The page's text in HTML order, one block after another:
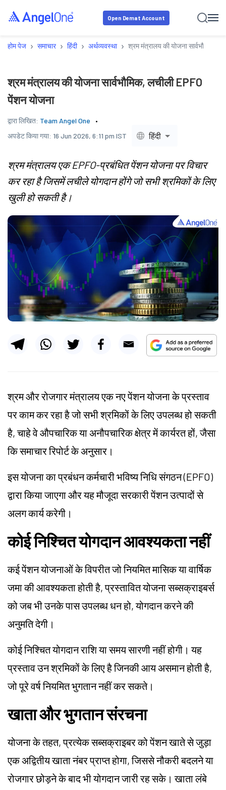
Open Demat Account
होम पेज › समाचार › हिंदी › अर्थव्यवस्था › श्रम मंत्रालय की योजना सार्वभौमिक,
श्रम मंत्रालय की योजना सार्वभौमिक, लचीली EPFO
पेंशन योजना
द्वारा लिखित: Team Angel One
अपडेट किया गया: 16 Jun 2026, 6:11 pm IST हिंदी
श्रम मंत्रालय एक EPFO-प्रबंधित पेंशन योजना पर विचार
कर रहा है जिसमें लचीले योगदान होंगे जो सभी श्रमिकों के लिए
खुली हो सकती है।
श्रम और रोजगार मंत्रालय एक नए पेंशन योजना के प्रस्ताव
पर काम कर रहा है जो सभी श्रमिकों के लिए उपलब्ध हो सकती
है, चाहे वे औपचारिक या अनौपचारिक क्षेत्र में कार्यरत हों, जैसा
कि समाचार रिपोर्ट के अनुसार।
इस योजना का प्रबंधन कर्मचारी भविष्य निधि संगठन (EPFO)
द्वारा किया जाएगा और यह मौजूदा सरकारी पेंशन उत्पादों से
अलग कार्य करेगी।
कोई निश्चित योगदान आवश्यकता नहीं
कई पेंशन योजनाओं के विपरीत जो नियमित मासिक या वार्षिक
जमा की आवश्यकता होती है, प्रस्तावित योजना सब्सक्राइबर्स
को जब भी उनके पास उपलब्ध धन हो, योगदान करने की
अनुमति देगी।
कोई निश्चित योगदान राशि या समय सारणी नहीं होगी। यह
प्रस्ताव उन श्रमिकों के लिए है जिनकी आय असमान होती है,
जो पूरे वर्ष नियमित भुगतान नहीं कर सकते।
खाता और भुगतान संरचना
योजना के तहत, प्रत्येक सब्सक्राइबर को पेंशन खाते से जुड़ा
एक अद्वितीय खाता नंबर प्राप्त होगा, जिससे नौकरी बदलने या
रोजगार छोड़ने के बाद भी योगदान जारी रह सके। खाता लंबे